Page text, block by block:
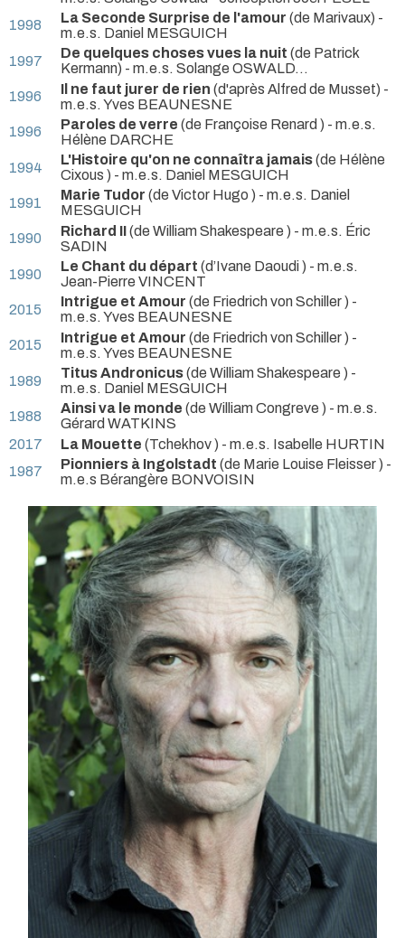
1998
La Seconde Surprise de l'amour (de Marivaux) -
m.e.s. Daniel MESGUICH
1997
De quelques choses vues la nuit (de Patrick
Kermann) - m.e.s. Solange OSWALD…
1996
Il ne faut jurer de rien (d'après Alfred de Musset) -
m.e.s. Yves BEAUNESNE
1996
Paroles de verre (de Françoise Renard ) - m.e.s.
Hélène DARCHE
1994
L'Histoire qu'on ne connaîtra jamais(de Hélène
Cixous ) - m.e.s. Daniel MESGUICH
1991
Marie Tudor (de Victor Hugo ) - m.e.s. Daniel
MESGUICH
1990
Richard II(de William Shakespeare ) - m.e.s. Éric
SADIN
1990
Le Chant du départ (d’Ivane Daoudi ) - m.e.s.
Jean-Pierre VINCENT
2015
Intrigue et Amour (de Friedrich von Schiller ) -
m.e.s. Yves BEAUNESNE
2015
Intrigue et Amour (de Friedrich von Schiller ) -
m.e.s. Yves BEAUNESNE
1989
Titus Andronicus(de William Shakespeare ) -
m.e.s. Daniel MESGUICH
1988
Ainsi va le monde (de William Congreve ) - m.e.s.
Gérard WATKINS
2017
La Mouette (Tchekhov ) - m.e.s. Isabelle HURTIN
1987
Pionniers à Ingolstadt (de Marie Louise Fleisser ) -
m.e.s Bérangère BONVOISIN